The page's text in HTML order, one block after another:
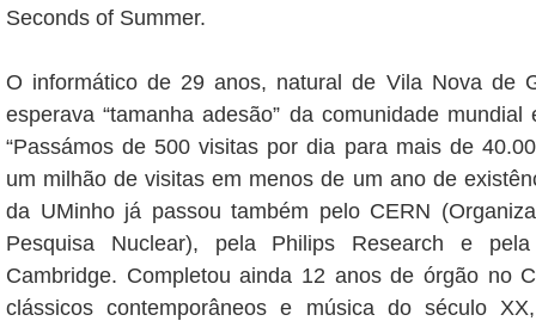
Seconds of Summer.
O informático de 29 anos, natural de Vila Nova de
esperava “tamanha adesão” da comunidade
“Passámos de 500 visitas por dia para mais de
um milhão de visitas em menos de um ano de
da UMinho já passou também pelo CERN
Pesquisa Nuclear), pela Philips Research e pela
Cambridge. Completou ainda 12 anos de órgão no
clássicos contemporâneos e música do século